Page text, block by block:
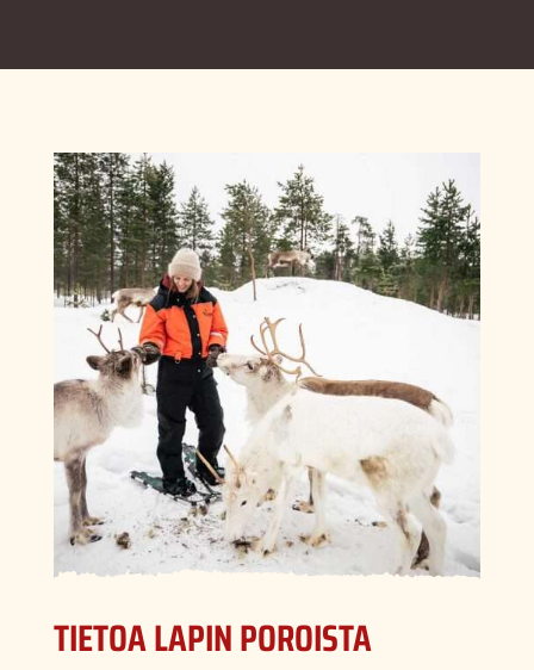
TIETOA LAPIN POROISTA